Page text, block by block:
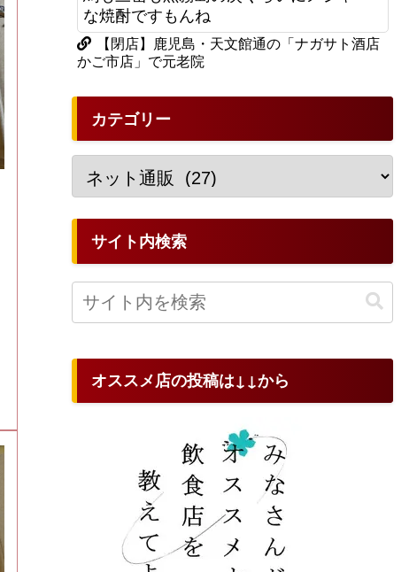
な焼酎ですもんね
【閉店】鹿児島・天文館通の「ナガサト酒店
かご市店」で元老院
カテゴリー
サイト内検索
オススメ店の投稿は↓↓から